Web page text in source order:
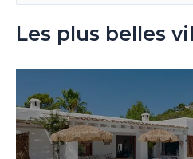
r
c
h
Les plus belles